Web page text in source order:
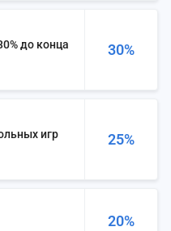
30%
до конца
25%
игр
20%